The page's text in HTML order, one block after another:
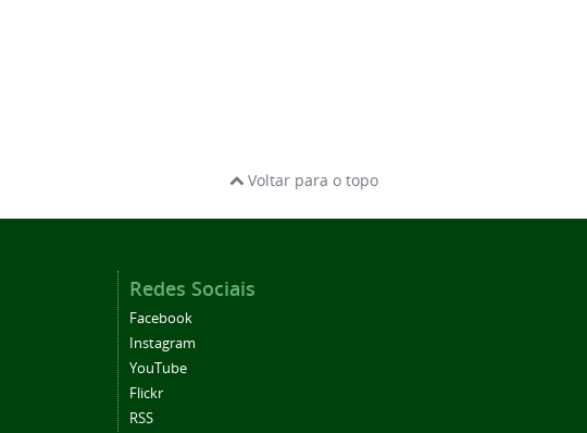
Voltar para o topo
Redes Sociais
Facebook
Instagram
YouTube
Flickr
RSS